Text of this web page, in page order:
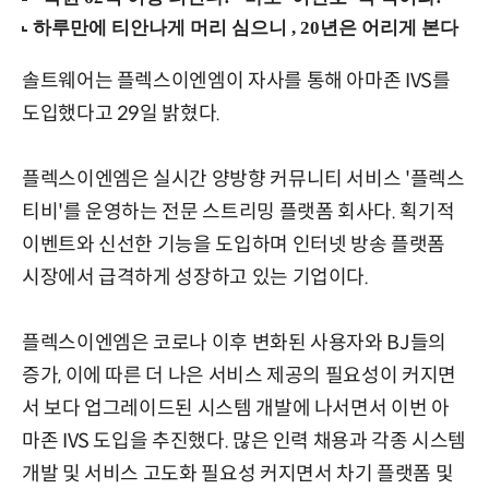
솔트웨어는 플렉스이엔엠이 자사를 통해 아마존 IVS를
도입했다고 29일 밝혔다.
플렉스이엔엠은 실시간 양방향 커뮤니티 서비스 '플렉스
티비'를 운영하는 전문 스트리밍 플랫폼 회사다. 획기적
이벤트와 신선한 기능을 도입하며 인터넷 방송 플랫폼
시장에서 급격하게 성장하고 있는 기업이다.
플렉스이엔엠은 코로나 이후 변화된 사용자와 BJ들의
증가, 이에 따른 더 나은 서비스 제공의 필요성이 커지면
서 보다 업그레이드된 시스템 개발에 나서면서 이번 아
마존 IVS 도입을 추진했다. 많은 인력 채용과 각종 시스템
개발 및 서비스 고도화 필요성 커지면서 차기 플랫폼 및